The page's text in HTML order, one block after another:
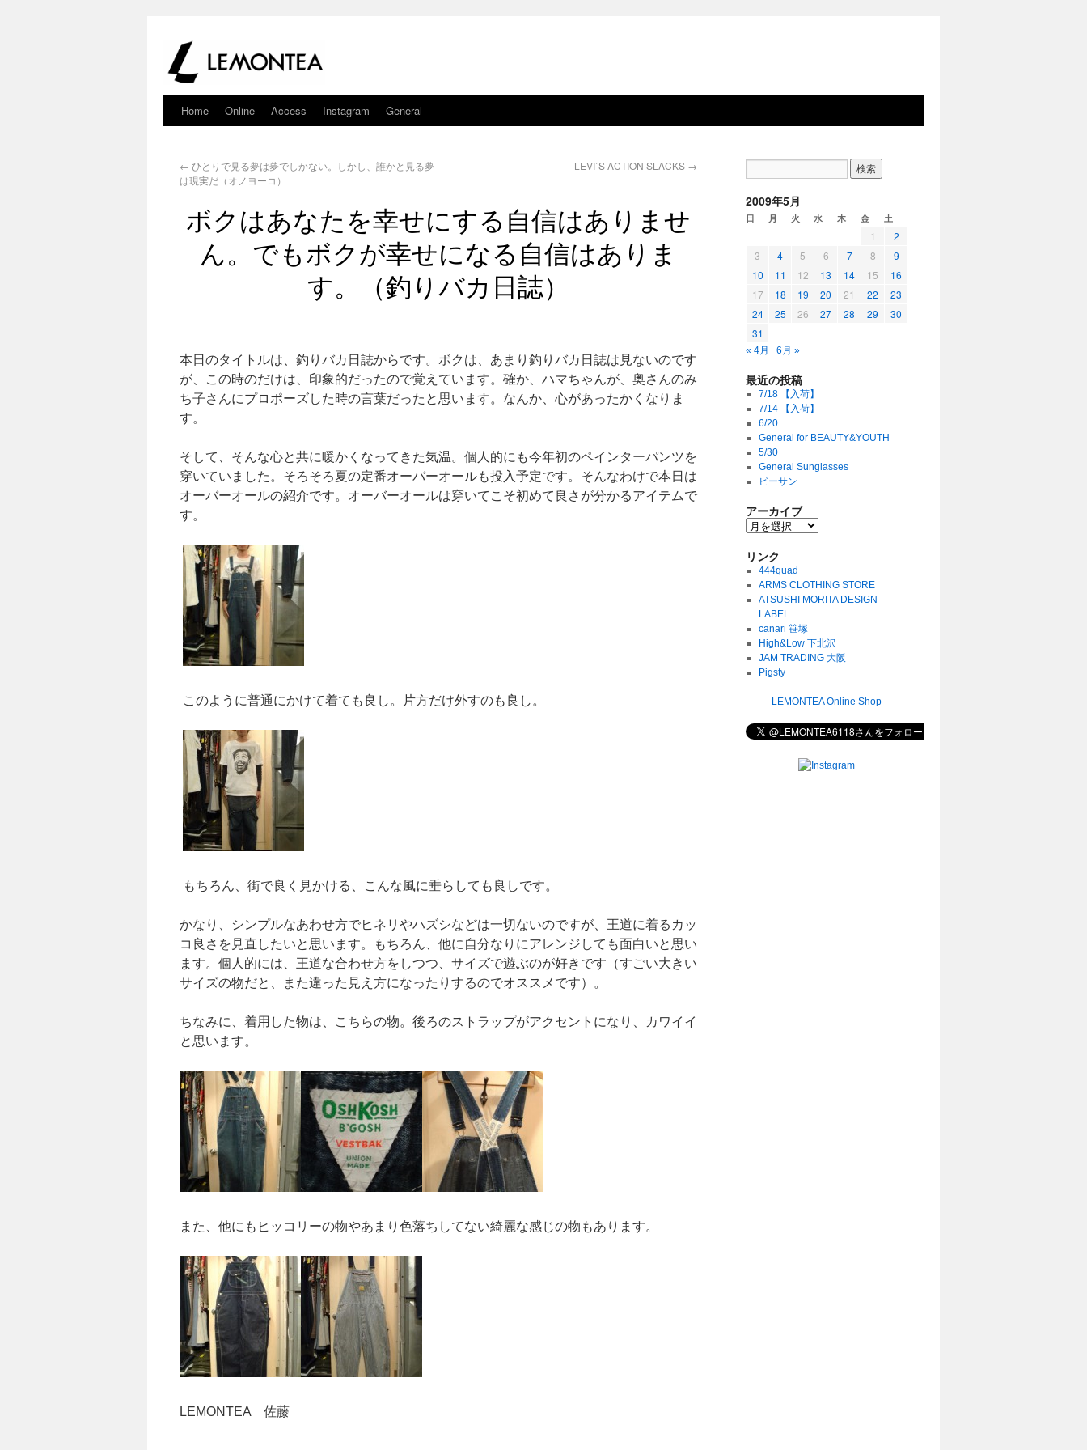
Home Online Access Instagram General
← ひとりで見る夢は夢でしかない。しかし、誰かと見る夢
は現実だ（オノヨーコ）
LEVI`S ACTION SLACKS →
ボクはあなたを幸せにする自信はありませ
ん。でもボクが幸せになる自信はありま
す。（釣りバカ日誌）
本日のタイトルは、釣りバカ日誌からです。ボクは、あまり釣りバカ日誌は見ないのです
が、この時のだけは、印象的だったので覚えています。確か、ハマちゃんが、奥さんのみ
ち子さんにプロポーズした時の言葉だったと思います。なんか、心があったかくなりま
す。
そして、そんな心と共に暖かくなってきた気温。個人的にも今年初のペインターパンツを
穿いていました。そろそろ夏の定番オーバーオールも投入予定です。そんなわけで本日は
オーバーオールの紹介です。オーバーオールは穿いてこそ初めて良さが分かるアイテムで
す。
このように普通にかけて着ても良し。片方だけ外すのも良し。
もちろん、街で良く見かける、こんな風に垂らしても良しです。
かなり、シンプルなあわせ方でヒネリやハズシなどは一切ないのですが、王道に着るカッ
コ良さを見直したいと思います。もちろん、他に自分なりにアレンジしても面白いと思い
ます。個人的には、王道な合わせ方をしつつ、サイズで遊ぶのが好きです（すごい大きい
サイズの物だと、また違った見え方になったりするのでオススメです）。
ちなみに、着用した物は、こちらの物。後ろのストラップがアクセントになり、カワイイ
と思います。
また、他にもヒッコリーの物やあまり色落ちしてない綺麗な感じの物もあります。
LEMONTEA 佐藤
2009年5月
日 月 火 水 木 金 土
1
2
3
4 5 6 7 8
9
10
11 12 13 14 15
16
17
18 19 20 21 22
23
24
25 26 27 28 29
30
31
« 4月 6月 »
最近の投稿
7/18 【入荷】
7/14 【入荷】
6/20
General for BEAUTY&YOUTH
5/30
General Sunglasses
ビーサン
アーカイブ
リンク
444quad
ARMS CLOTHING STORE
ATSUSHI MORITA DESIGN
LABEL
canari 笹塚
High&Low 下北沢
JAM TRADING 大阪
Pigsty
LEMONTEA Online Shop